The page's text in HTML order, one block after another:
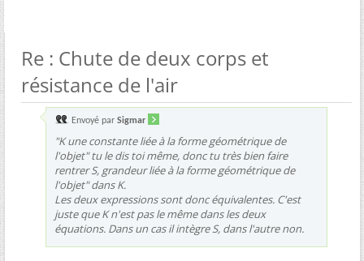
Re : Chute de deux corps et
résistance de l'air
Envoyé par Sigmar
"K une constante liée à la forme géométrique de
l'objet" tu le dis toi même, donc tu très bien faire
rentrer S, grandeur liée à la forme géométrique de
l'objet" dans K.
Les deux expressions sont donc équivalentes. C'est
juste que K n'est pas le même dans les deux
équations. Dans un cas il intègre S, dans l'autre non.